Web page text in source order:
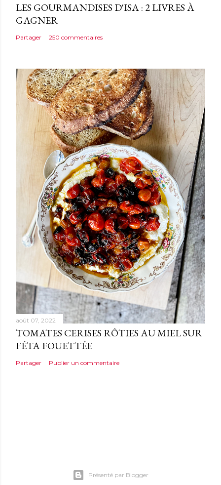
LES GOURMANDISES D'ISA : 2 LIVRES À
GAGNER
Partager 250 commentaires
août 07, 2022
TOMATES CERISES RÔTIES AU MIEL SUR
FÉTA FOUETTÉE
Partager Publier un commentaire
Présenté par Blogger